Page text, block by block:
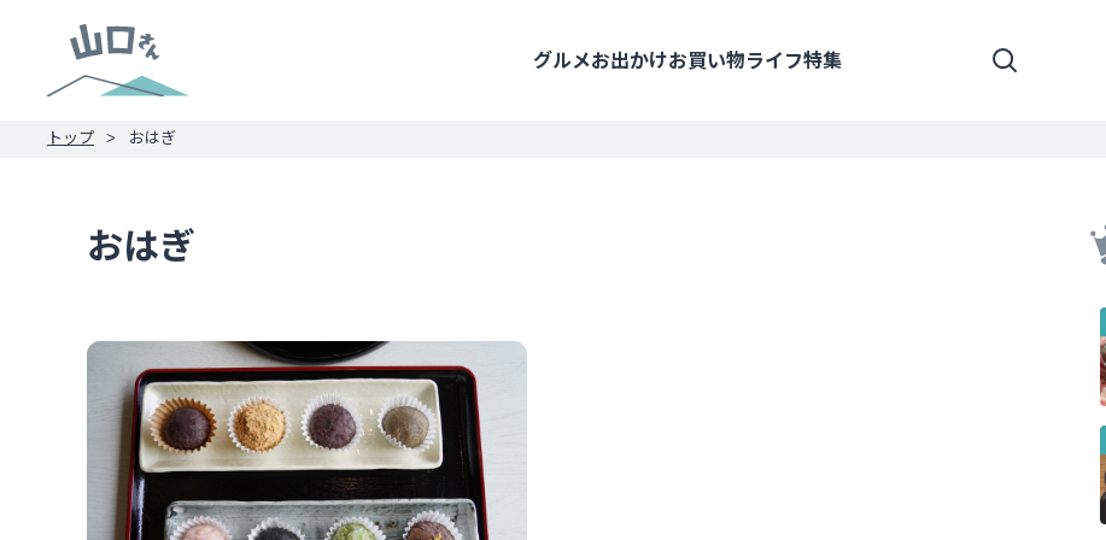
グルメお出かけお買い物ライフ特集
トップ おはぎ
おはぎ